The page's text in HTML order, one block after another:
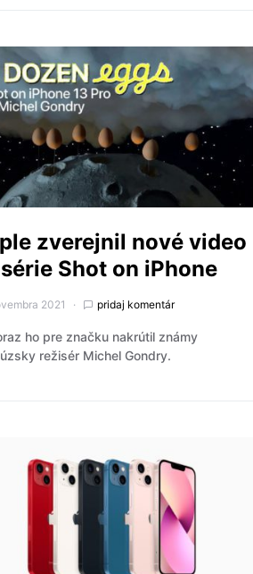
zverejnil nové video
Shot on iPhone
2021 pridaj komentár
ho pre značku nakrútil známy
režisér Michel Gondry.